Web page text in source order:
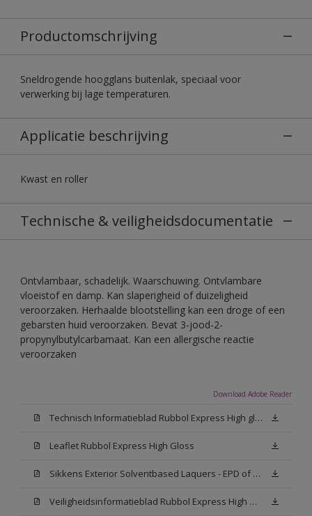
Productomschrijving
Sneldrogende hoogglans buitenlak, speciaal voor
verwerking bij lage temperaturen.
Applicatie beschrijving
Kwast en roller
Technische & veiligheidsdocumentatie
Ontvlambaar, schadelijk. Waarschuwing. Ontvlambare
vloeistof en damp. Kan slaperigheid of duizeligheid
veroorzaken. Herhaalde blootstelling kan een droge of een
gebarsten huid veroorzaken. Bevat 3-jood-2-
propynylbutylcarbamaat. Kan een allergische reactie
veroorzaken
Download Adobe Reader
Technisch Informatieblad Rubbol Express High gloss (New Livery) (PDF)
Leaflet Rubbol Express High Gloss
Sikkens Exterior Solventbased Laquers - EPD of Milieuproductverklaring
Veiligheidsinformatieblad Rubbol Express High Gloss W05 (MSDS)